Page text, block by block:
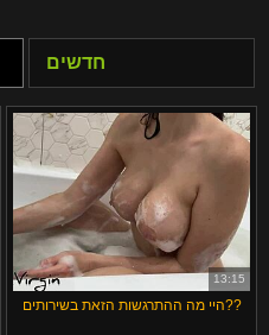
Русский
Español
Română
Svenska
Français
English
חדשים
13:15
היי מה ההתרגשות הזאת בשירותים??